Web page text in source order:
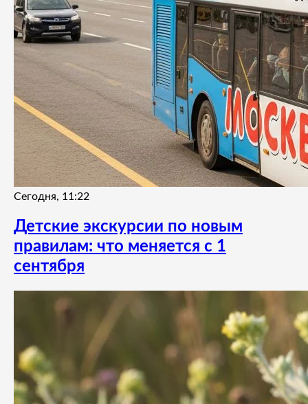
Сегодня, 11:22
Детские экскурсии по новым
правилам: что меняется с 1
сентября